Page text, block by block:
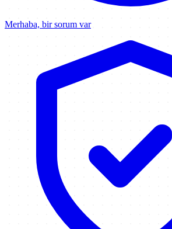
Merhaba, bir sorum var